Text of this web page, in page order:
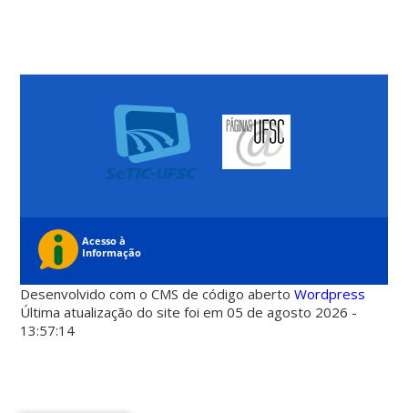
Desenvolvido com o CMS de código abertoWordpress
Última atualização do site foi em 05 de agosto 2026 -
13:57:14